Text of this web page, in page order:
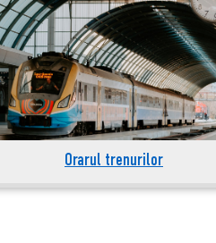
Orarul trenurilor